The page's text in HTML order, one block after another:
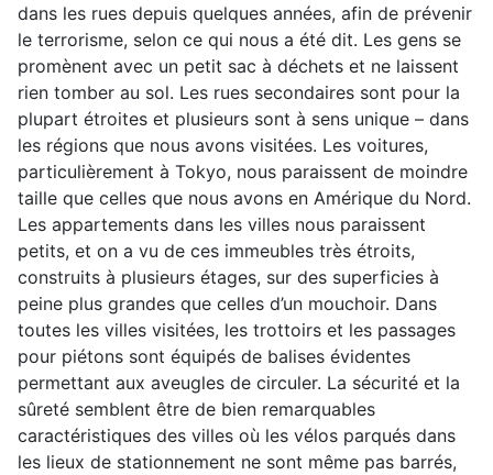
dans les rues depuis quelques années, afin de prévenir
le terrorisme, selon ce qui nous a été dit. Les gens se
promènent avec un petit sac à déchets et ne laissent
rien tomber au sol. Les rues secondaires sont pour la
plupart étroites et plusieurs sont à sens unique – dans
les régions que nous avons visitées. Les voitures,
particulièrement à Tokyo, nous paraissent de moindre
taille que celles que nous avons en Amérique du Nord.
Les appartements dans les villes nous paraissent
petits, et on a vu de ces immeubles très étroits,
construits à plusieurs étages, sur des superficies à
peine plus grandes que celles d’un mouchoir. Dans
toutes les villes visitées, les trottoirs et les passages
pour piétons sont équipés de balises évidentes
permettant aux aveugles de circuler. La sécurité et la
sûreté semblent être de bien remarquables
caractéristiques des villes où les vélos parqués dans
les lieux de stationnement ne sont même pas barrés,